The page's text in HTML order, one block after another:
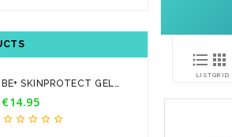
BE+ SKINPROTECT GEL
Price
€14.95
    

LIST

GRID